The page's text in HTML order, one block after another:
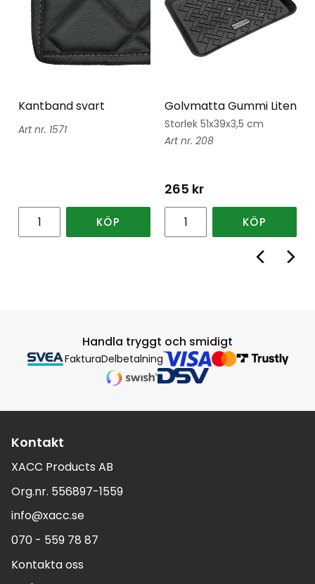
Kantband svart
1571
KÖP
Golvmatta Gummi Liten
Storlek 51x39x3,5 cm
208
265 kr
KÖP
Handla tryggt och smidigt
FakturaDelbetalning
Kontakt
XACC Products AB
Org.nr. 556897-1559
info@xacc.se
070 - 559 78 87
Kontakta oss